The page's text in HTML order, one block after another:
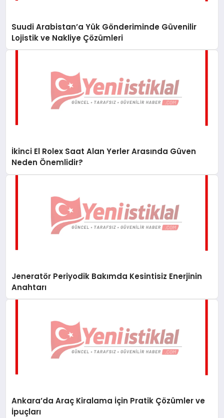
Suudi Arabistan’a Yük Gönderiminde Güvenilir
Lojistik ve Nakliye Çözümleri
İkinci El Rolex Saat Alan Yerler Arasında Güven
Neden Önemlidir?
Jeneratör Periyodik Bakımda Kesintisiz Enerjinin
Anahtarı
Ankara’da Araç Kiralama İçin Pratik Çözümler ve
İpuçları